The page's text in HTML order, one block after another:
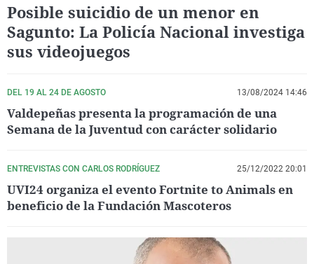
Posible suicidio de un menor en
Sagunto: La Policía Nacional investiga
sus videojuegos
DEL 19 AL 24 DE AGOSTO 13/08/2024 14:46
Valdepeñas presenta la programación de una
Semana de la Juventud con carácter solidario
ENTREVISTAS CON CARLOS RODRÍGUEZ 25/12/2022 20:01
UVI24 organiza el evento Fortnite to Animals en
beneficio de la Fundación Mascoteros